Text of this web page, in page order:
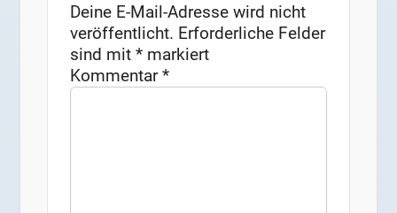
Deine E-Mail-Adresse wird nicht
veröffentlicht. Erforderliche Felder
sind mit* markiert
Kommentar*